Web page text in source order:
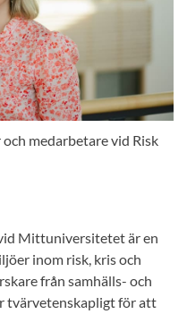
medarbetare vid Risk
Mittuniversitetet är en
inom risk, kris och
från samhälls- och
tvärvetenskapligt för att